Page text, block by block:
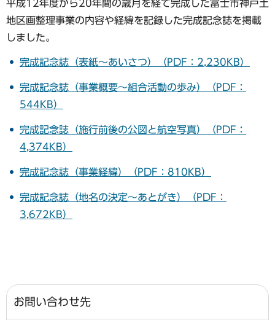
平成12年度から20年間の歳月を経て完成した富士市神戸土
地区画整理事業の内容や経緯を記録した完成記念誌を掲載
しました。
完成記念誌（表紙～あいさつ）（PDF：2,230KB）
完成記念誌（事業概要～組合活動の歩み）（PDF：
544KB）
完成記念誌（施行前後の公図と航空写真）（PDF：
4,374KB）
完成記念誌（事業経緯）（PDF：810KB）
完成記念誌（地名の決定～あとがき）（PDF：
3,672KB）
お問い合わせ先